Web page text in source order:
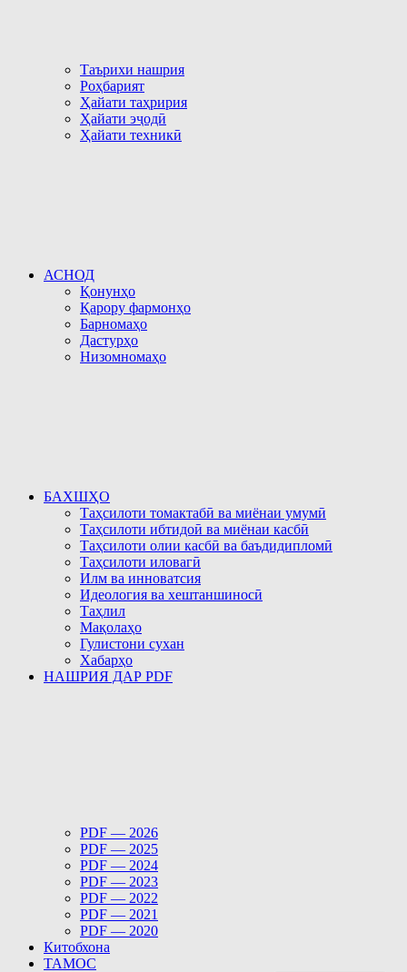
Таърихи нашрия
Роҳбарият
Ҳайати таҳририя
Ҳайати эҷодӣ
Ҳайати техникӣ
АСНОД
Қонунҳо
Қарору фармонҳо
Барномаҳо
Дастурҳо
Низомномаҳо
БАХШҲО
Таҳсилоти томактабӣ ва миёнаи умумӣ
Таҳсилоти ибтидоӣ ва миёнаи касбӣ
Таҳсилоти олии касбӣ ва баъдидипломӣ
Таҳсилоти иловагӣ
Илм ва инноватсия
Идеология ва хештаншиносӣ
Таҳлил
Мақолаҳо
Гулистони сухан
Хабарҳо
НАШРИЯ ДАР PDF
PDF — 2026
PDF — 2025
PDF — 2024
PDF — 2023
PDF — 2022
PDF — 2021
PDF — 2020
Китобхона
ТАМОС